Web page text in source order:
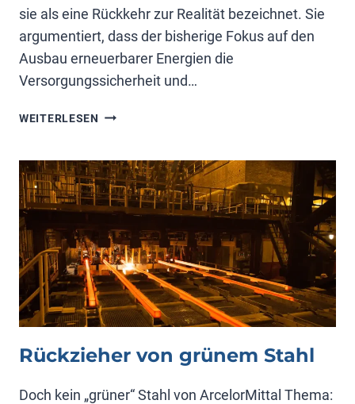
sie als eine Rückkehr zur Realität bezeichnet. Sie
argumentiert, dass der bisherige Fokus auf den
Ausbau erneuerbarer Energien die
Versorgungssicherheit und…
WEITERLESEN WIRTSCHAFTSWENDE
Rückzieher von grünem Stahl
Doch kein „grüner“ Stahl von ArcelorMittal Thema: